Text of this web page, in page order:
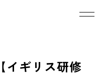
イギリス研修